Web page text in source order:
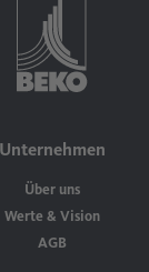
Unternehmen
Über uns
Werte & Vision
AGB